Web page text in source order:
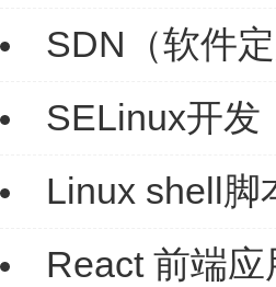
SDN（软件定
SELinux开发
Linux shell脚
React 前端应